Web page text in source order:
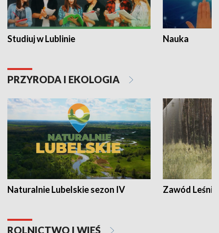
Studiuj w Lublinie Nauka
PRZYRODA I EKOLOGIA
Naturalnie Lubelskie sezon IV Zawód Leśnik
ROLNICTWO I WIEŚ